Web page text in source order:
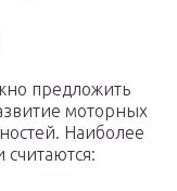
предложить
моторных
Наиболее